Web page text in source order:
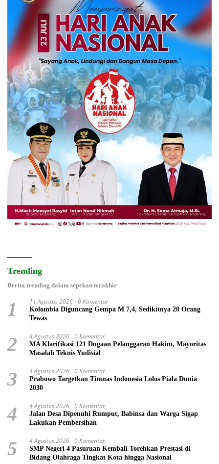
Trending
Berita trending dalam sepekan terakhir
1 11 Agustus 2026 0 Komentar
Kolombia Diguncang Gempa M 7,4, Sedikitnya 20 Orang
Tewas
2 4 Agustus 2026 0 Komentar
MA Klarifikasi 121 Dugaan Pelanggaran Hakim, Mayoritas
Masalah Teknis Yudisial
3 4 Agustus 2026 0 Komentar
Prabowo Targetkan Timnas Indonesia Lolos Piala Dunia
2030
4 4 Agustus 2026 0 Komentar
Jalan Desa Dipenuhi Rumput, Babinsa dan Warga Sigap
Lakukan Pembersihan
5 4 Agustus 2026 0 Komentar
SMP Negeri 4 Pasuruan Kembali Torehkan Prestasi di
Bidang Olahraga Tingkat Kota hingga Nasional